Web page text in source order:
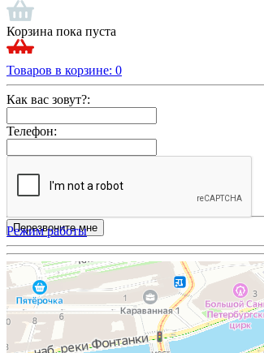
Корзина пока пуста
Товаров в корзине: 0
Как вас зовут?:
Телефон:
Режим работы